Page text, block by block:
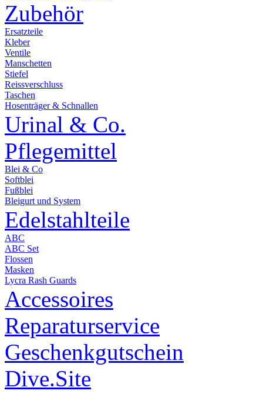
Zubehör
Ersatzteile
Kleber
Ventile
Manschetten
Stiefel
Reissverschluss
Taschen
Hosenträger & Schnallen
Urinal & Co.
Pflegemittel
Blei & Co
Softblei
Fußblei
Bleigurt und System
Edelstahlteile
ABC
ABC Set
Flossen
Masken
Lycra Rash Guards
Accessoires
Reparaturservice
Geschenkgutschein
Dive.Site